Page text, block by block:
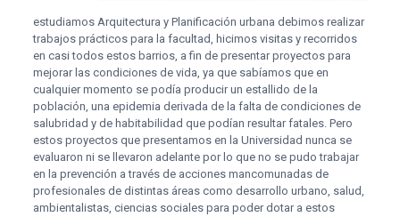
estudiamos Arquitectura y Planificación urbana debimos realizar
trabajos prácticos para la facultad, hicimos visitas y recorridos
en casi todos estos barrios, a fin de presentar proyectos para
mejorar las condiciones de vida, ya que sabíamos que en
cualquier momento se podía producir un estallido de la
población, una epidemia derivada de la falta de condiciones de
salubridad y de habitabilidad que podían resultar fatales. Pero
estos proyectos que presentamos en la Universidad nunca se
evaluaron ni se llevaron adelante por lo que no se pudo trabajar
en la prevención a través de acciones mancomunadas de
profesionales de distintas áreas como desarrollo urbano, salud,
ambientalistas, ciencias sociales para poder dotar a estos